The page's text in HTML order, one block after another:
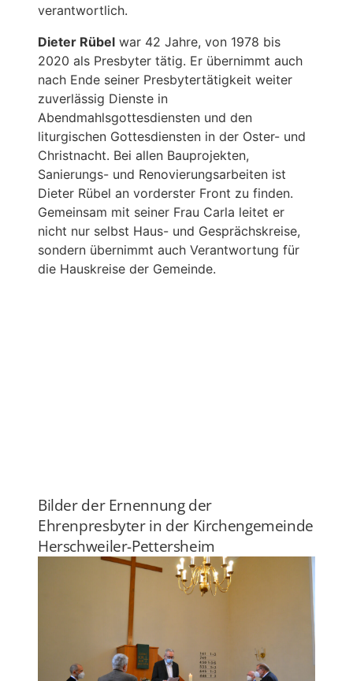
verantwortlich.
Dieter Rübel war 42 Jahre, von 1978 bis
2020 als Presbyter tätig. Er übernimmt auch
nach Ende seiner Presbytertätigkeit weiter
zuverlässig Dienste in
Abendmahlsgottesdiensten und den
liturgischen Gottesdiensten in der Oster- und
Christnacht. Bei allen Bauprojekten,
Sanierungs- und Renovierungsarbeiten ist
Dieter Rübel an vorderster Front zu finden.
Gemeinsam mit seiner Frau Carla leitet er
nicht nur selbst Haus- und Gesprächskreise,
sondern übernimmt auch Verantwortung für
die Hauskreise der Gemeinde.
Bilder der Ernennung der
Ehrenpresbyter in der Kirchengemeinde
Herschweiler-Pettersheim